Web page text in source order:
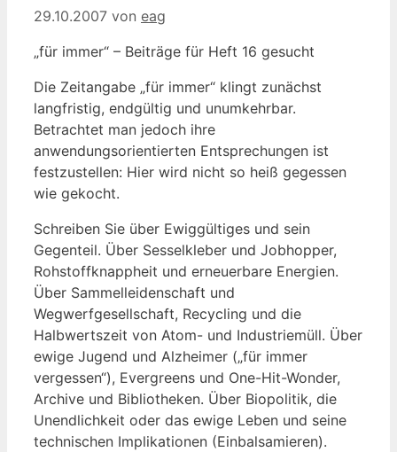
29.10.2007 von eag
„für immer“ – Beiträge für Heft 16 gesucht
Die Zeitangabe „für immer“ klingt zunächst
langfristig, endgültig und unumkehrbar.
Betrachtet man jedoch ihre
anwendungsorientierten Entsprechungen ist
festzustellen: Hier wird nicht so heiß gegessen
wie gekocht.
Schreiben Sie über Ewiggültiges und sein
Gegenteil. Über Sesselkleber und Jobhopper,
Rohstoffknappheit und erneuerbare Energien.
Über Sammelleidenschaft und
Wegwerfgesellschaft, Recycling und die
Halbwertszeit von Atom- und Industriemüll. Über
ewige Jugend und Alzheimer („für immer
vergessen“), Evergreens und One-Hit-Wonder,
Archive und Bibliotheken. Über Biopolitik, die
Unendlichkeit oder das ewige Leben und seine
technischen Implikationen (Einbalsamieren).